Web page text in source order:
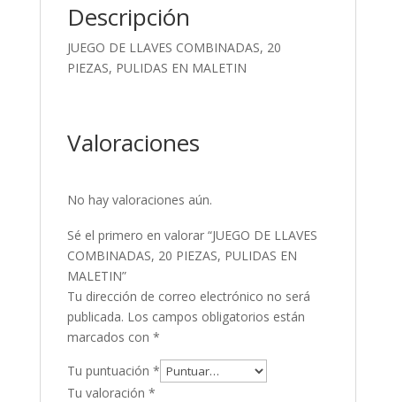
Descripción
JUEGO DE LLAVES COMBINADAS, 20
PIEZAS, PULIDAS EN MALETIN
Valoraciones
No hay valoraciones aún.
Sé el primero en valorar “JUEGO DE LLAVES
COMBINADAS, 20 PIEZAS, PULIDAS EN
MALETIN”
Tu dirección de correo electrónico no será
publicada. Los campos obligatorios están
marcados con *
Tu puntuación *
Tu valoración *